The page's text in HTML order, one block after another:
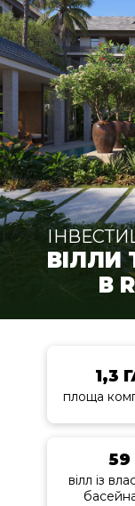
ВІЛЛИ
В
1,3
площа
59
вілл із